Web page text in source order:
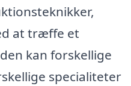
at træffe et
kan forskellige
specialiteter